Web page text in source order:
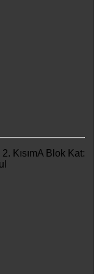
KısımA Blok Kat: